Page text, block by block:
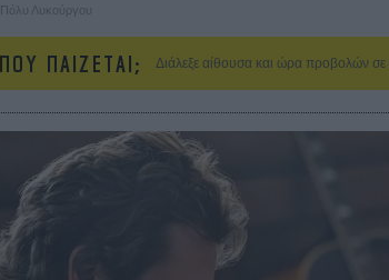
Πόλυ Λυκούργου
ΠΟΥ ΠΑΙΖΕΤΑΙ; Διάλεξε αίθουσα και ώρα προβολών